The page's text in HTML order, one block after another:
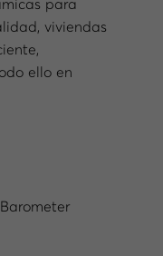
para
viviendas
ello en